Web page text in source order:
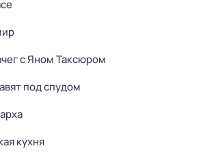
с Яном Таксюром
под спудом
кухня